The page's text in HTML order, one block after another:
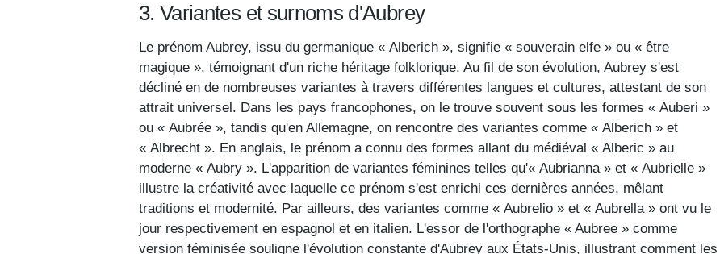
3. Variantes et surnoms d'Aubrey
Le prénom Aubrey, issu du germanique « Alberich », signifie « souverain elfe » ou « être
magique », témoignant d'un riche héritage folklorique. Au fil de son évolution, Aubrey s'est
décliné en de nombreuses variantes à travers différentes langues et cultures, attestant de son
attrait universel. Dans les pays francophones, on le trouve souvent sous les formes « Auberi »
ou « Aubrée », tandis qu'en Allemagne, on rencontre des variantes comme « Alberich » et
« Albrecht ». En anglais, le prénom a connu des formes allant du médiéval « Alberic » au
moderne « Aubry ». L'apparition de variantes féminines telles qu'« Aubrianna » et « Aubrielle »
illustre la créativité avec laquelle ce prénom s'est enrichi ces dernières années, mêlant
traditions et modernité. Par ailleurs, des variantes comme « Aubrelio » et « Aubrella » ont vu le
jour respectivement en espagnol et en italien. L'essor de l'orthographe « Aubree » comme
version féminisée souligne l'évolution constante d'Aubrey aux États-Unis, illustrant comment les